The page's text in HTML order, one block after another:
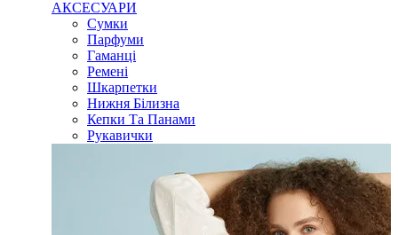
АКСЕСУАРИ
Сумки
Парфуми
Гаманці
Ремені
Шкарпетки
Нижня Білизна
Кепки Та Панами
Рукавички